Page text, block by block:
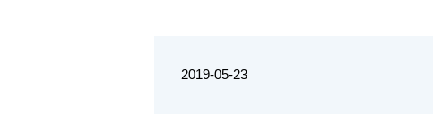
2019-05-23